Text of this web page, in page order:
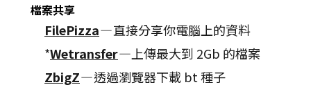
檔案共享
FilePizza— 直接分享你電腦上的資料
*Wetransfer—上傳最大到 2Gb 的檔案
ZbigZ— 透過瀏覽器下載 bt 種子